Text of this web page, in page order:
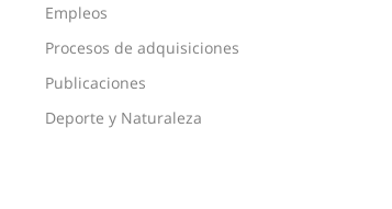
Empleos
Procesos de adquisiciones
Publicaciones
Deporte y Naturaleza